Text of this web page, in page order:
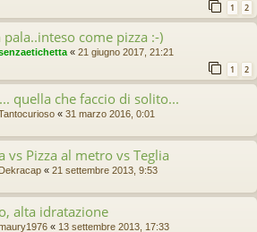
1 2
come pizza :-)
« 21 giugno 2017, 21:21
1 2
quella che faccio di solito...
« 31 marzo 2016, 0:01
vs Pizza al metro vs Teglia
Dekracap « 21 settembre 2013, 9:53
alta idratazione
« 13 settembre 2013, 17:33